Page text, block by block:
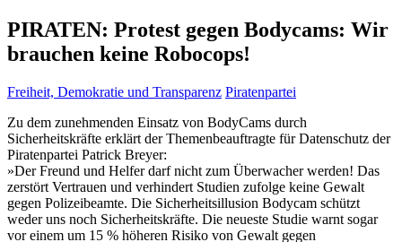
PIRATEN: Protest gegen Bodycams: Wir
brauchen keine Robocops!
Freiheit, Demokratie und Transparenz Piratenpartei
Zu dem zunehmenden Einsatz von BodyCams durch
Sicherheitskräfte erklärt der Themenbeauftragte für Datenschutz der
Piratenpartei Patrick Breyer:
»Der Freund und Helfer darf nicht zum Überwacher werden! Das
zerstört Vertrauen und verhindert Studien zufolge keine Gewalt
gegen Polizeibeamte. Die Sicherheitsillusion Bodycam schützt
weder uns noch Sicherheitskräfte. Die neueste Studie warnt sogar
vor einem um 15 % höheren Risiko von Gewalt gegen